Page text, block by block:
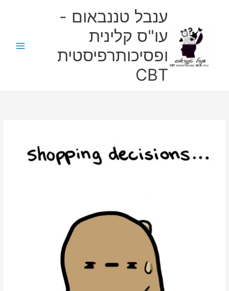
ענבל טננבאום -
עו"ס קלינית
ופסיכותרפיסטית
CBT